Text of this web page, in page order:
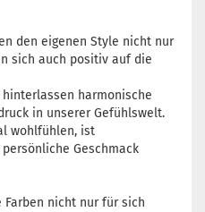
den eigenen Style nicht nur
sich auch positiv auf die
hinterlassen harmonische
in unserer Gefühlswelt.
wohlfühlen, ist
Geschmack
Farben nicht nur für sich